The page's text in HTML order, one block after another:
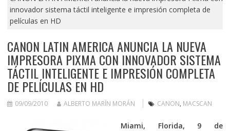
innovador sistema táctil inteligente e impresión completa de
películas en HD
CANON LATIN AMERICA ANUNCIA LA NUEVA
IMPRESORA PIXMA CON INNOVADOR SISTEMA
TÁCTIL INTELIGENTE E IMPRESIÓN COMPLETA
DE PELÍCULAS EN HD
09/09/2010 ALBERTO MARÍN MORÁN CANON, MACSCAN
Miami, Florida, 9 de